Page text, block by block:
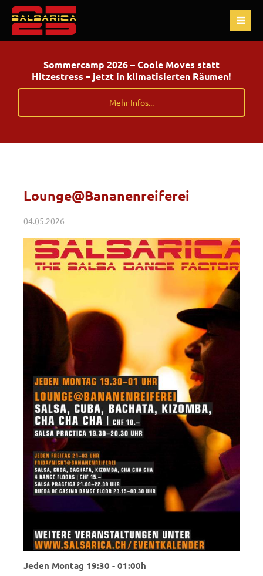
Sommercamp 2026 – Coole Moves statt
Hitzestress – jetzt in klimatisierten Räumen!
Mehr Infos...
Lounge@Bananenreiferei
04.05.2026
Jeden Montag 19:30 - 01:00h